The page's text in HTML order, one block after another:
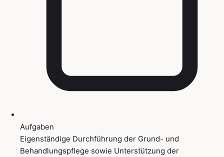
Aufgaben
Eigenständige Durchführung der Grund- und
Behandlungspflege sowie Unterstützung der